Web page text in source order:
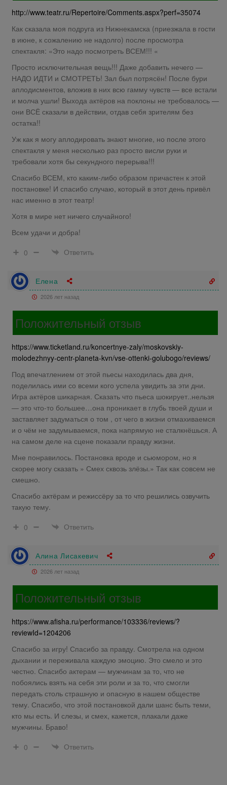
http://www.teatr.ru/Repertoire/Comments.aspx?perf=35074
Как сказала моя подруга из Нижнекамска (приезжала в гости
в июне, к сожалению не надолго) после просмотра
спектакля: «Это надо посмотреть ВСЕМ!!! «
Просто исключительная вещь!!! Даже добавить нечего —
НАДО ИДТИ и СМОТРЕТЬ! Зал был потрясён! После бури
аплодисментов, вложив в них всю гамму чувств — все встали
и молча ушли! Выхода актёров на поклоны не требовалось —
они ВСЁ сказали в действии, отдав себя зрителям без
остатка!!
Уж как я могу аплодировать знают многие, но после этого
спектакля у меня несколько раз просто висли руки и
требовали хотя бы секундного перерыва!!!
Спасибо ВСЕМ, кто каким-либо образом причастен к этой
постановке! И спасибо случаю, который в этот день привёл
нас именно в этот театр!
Хотя в мире нет ничего случайного!
Всем удачи и добра!
0
Ответить
Елена
2026 лет назад
Положительный отзыв
https://www.ticketland.ru/koncertnye-zaly/moskovskiy-
molodezhnyy-centr-planeta-kvn/vse-ottenki-golubogo/reviews/
Под впечатлением от этой пьесы находилась два дня,
поделилась ими со всеми кого успела увидить за эти дни.
Игра актёров шикарная. Сказать что пьеса шокирует..нельзя
— это что-то большее…она проникает в глубь твоей души и
заставляет задуматься о том , от чего в жизни отмахиваемся
и о чём не задумываемся, пока напрямую не сталкнёшься. А
на самом деле на сцене показали правду жизни.
Мне понравилось. Постановка вроде и сьюмором, но я
скорее могу сказать » Смех сквозь злёзы.» Так как совсем не
смешно.
Спасибо актёрам и режиссёру за то что решились озвучить
такую тему.
0
Ответить
Алина Лисакевич
2026 лет назад
Положительный отзыв
https://www.afisha.ru/performance/103336/reviews/?
reviewId=1204206
Спасибо за игру! Спасибо за правду. Смотрела на одном
дыхании и переживала каждую эмоцию. Это смело и это
честно. Спасибо актерам — мужчинам за то, что не
побоялись взять на себя эти роли и за то, что смогли
передать столь страшную и опасную в нашем обществе
тему. Спасибо, что этой постановкой дали шанс быть теми,
кто мы есть. И слезы, и смех, кажется, плакали даже
мужчины. Браво!
0
Ответить